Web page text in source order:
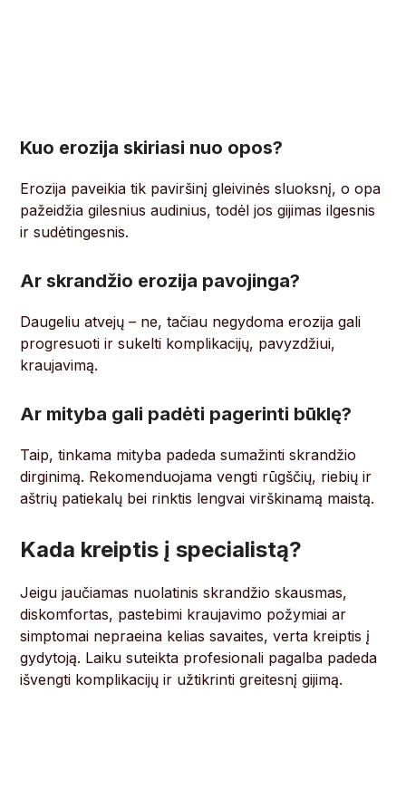
Kuo erozija skiriasi nuo opos?
Erozija paveikia tik paviršinį gleivinės sluoksnį, o opa
pažeidžia gilesnius audinius, todėl jos gijimas ilgesnis
ir sudėtingesnis.
Ar skrandžio erozija pavojinga?
Daugeliu atvejų – ne, tačiau negydoma erozija gali
progresuoti ir sukelti komplikacijų, pavyzdžiui,
kraujavimą.
Ar mityba gali padėti pagerinti būklę?
Taip, tinkama mityba padeda sumažinti skrandžio
dirginimą. Rekomenduojama vengti rūgščių, riebių ir
aštrių patiekalų bei rinktis lengvai virškinamą maistą.
Kada kreiptis į specialistą?
Jeigu jaučiamas nuolatinis skrandžio skausmas,
diskomfortas, pastebimi kraujavimo požymiai ar
simptomai nepraeina kelias savaites, verta kreiptis į
gydytoją. Laiku suteikta profesionali pagalba padeda
išvengti komplikacijų ir užtikrinti greitesnį gijimą.